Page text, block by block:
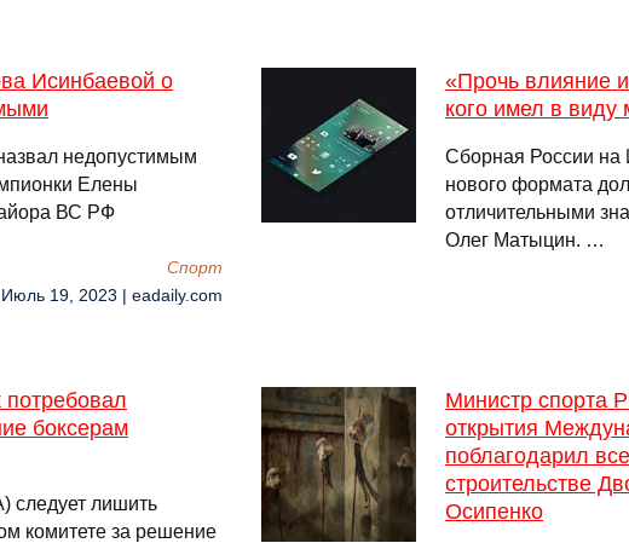
Исинбаевой о
недопустимым
Елены
ВС РФ
Спорт
19, 2023 | eadaily.com
«Прочь влияние
кого имел в виду
Сборная России на
нового формата
отличительными
Олег Матыцин. …
боксерам
следует лишить
комитете за решение
Министр спорта
открытия
поблагодарил
строительстве
Осипенко